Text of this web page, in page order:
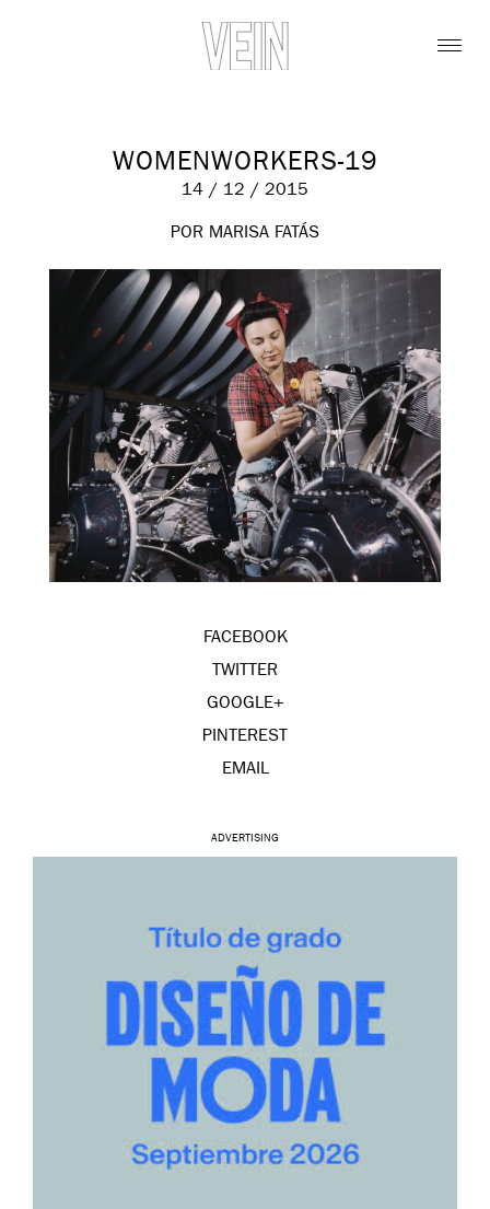
WOMENWORKERS-19
14 / 12 / 2015
POR MARISA FATÁS
FACEBOOK
TWITTER
GOOGLE+
PINTEREST
EMAIL
ADVERTISING